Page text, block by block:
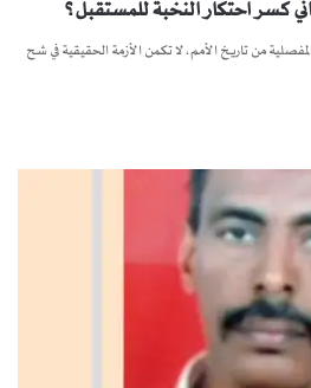
كسر احتكار النخبة للمستقبل؟
من تاريخ الأمم، لا تكمن الأزمة الحقيقية في شح